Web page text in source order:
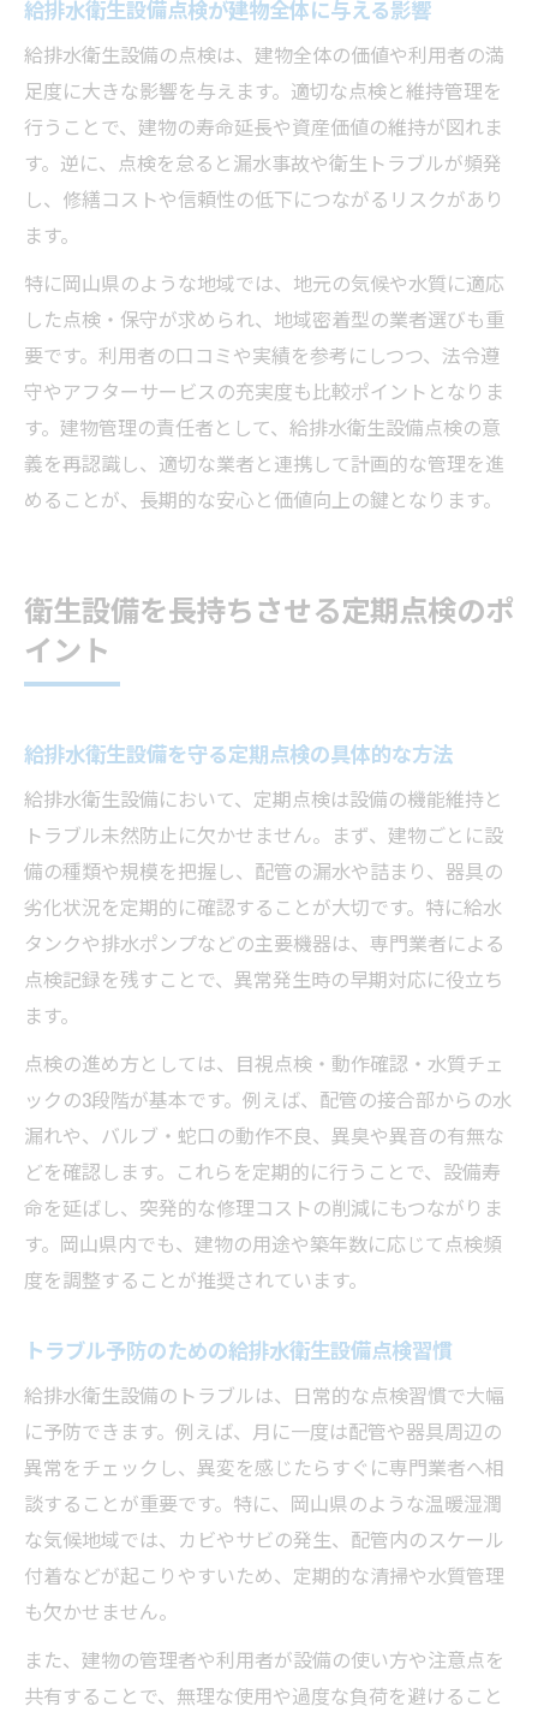
給排水衛生設備点検が建物全体に与える影響
給排水衛生設備の点検は、建物全体の価値や利用者の満
足度に大きな影響を与えます。適切な点検と維持管理を
行うことで、建物の寿命延長や資産価値の維持が図れま
す。逆に、点検を怠ると漏水事故や衛生トラブルが頻発
し、修繕コストや信頼性の低下につながるリスクがあり
ます。
特に岡山県のような地域では、地元の気候や水質に適応
した点検・保守が求められ、地域密着型の業者選びも重
要です。利用者の口コミや実績を参考にしつつ、法令遵
守やアフターサービスの充実度も比較ポイントとなりま
す。建物管理の責任者として、給排水衛生設備点検の意
義を再認識し、適切な業者と連携して計画的な管理を進
めることが、長期的な安心と価値向上の鍵となります。
衛生設備を長持ちさせる定期点検のポ
イント
給排水衛生設備を守る定期点検の具体的な方法
給排水衛生設備において、定期点検は設備の機能維持と
トラブル未然防止に欠かせません。まず、建物ごとに設
備の種類や規模を把握し、配管の漏水や詰まり、器具の
劣化状況を定期的に確認することが大切です。特に給水
タンクや排水ポンプなどの主要機器は、専門業者による
点検記録を残すことで、異常発生時の早期対応に役立ち
ます。
点検の進め方としては、目視点検・動作確認・水質チェ
ックの3段階が基本です。例えば、配管の接合部からの水
漏れや、バルブ・蛇口の動作不良、異臭や異音の有無な
どを確認します。これらを定期的に行うことで、設備寿
命を延ばし、突発的な修理コストの削減にもつながりま
す。岡山県内でも、建物の用途や築年数に応じて点検頻
度を調整することが推奨されています。
トラブル予防のための給排水衛生設備点検習慣
給排水衛生設備のトラブルは、日常的な点検習慣で大幅
に予防できます。例えば、月に一度は配管や器具周辺の
異常をチェックし、異変を感じたらすぐに専門業者へ相
談することが重要です。特に、岡山県のような温暖湿潤
な気候地域では、カビやサビの発生、配管内のスケール
付着などが起こりやすいため、定期的な清掃や水質管理
も欠かせません。
また、建物の管理者や利用者が設備の使い方や注意点を
共有することで、無理な使用や過度な負荷を避けること